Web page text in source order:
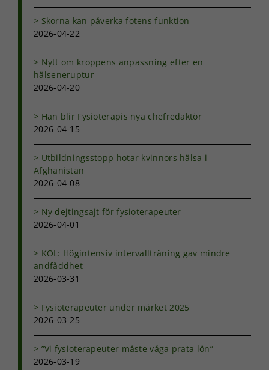
Skorna kan påverka fotens funktion
2026-04-22
Nytt om kroppens anpassning efter en
hälseneruptur
2026-04-20
Han blir Fysioterapis nya chefredaktör
2026-04-15
Utbildningsstopp hotar kvinnors hälsa i
Afghanistan
2026-04-08
Ny dejtingsajt för fysioterapeuter
2026-04-01
KOL: Högintensiv intervallträning gav mindre
andfåddhet
2026-03-31
Fysioterapeuter under märket 2025
2026-03-25
”Vi fysioterapeuter måste våga prata lön”
2026-03-19